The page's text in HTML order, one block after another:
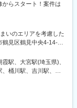
ンド・ステーション
)、北与野駅、馬喰横
馬正門前駅、霞ケ関駅
田急多摩センター駅、
川県)、鰭ケ崎駅、羽田
Ｌ利用)、矢部駅、東
、人形町駅、金沢八
駅、逗子・葉山駅、
駅、八柱駅、京成中
からスタート！案件は
いのエリアを考慮した
見区鶴見中央4-14-14
り徒歩2分、JR各線
制度あり☆初任地は東
ルを磨いてゆくゆく
心して新生活を始め
駅、大宮駅(埼玉県)、
桶川駅、吉川駅、久
駅、所沢駅、上尾駅、
、東大宮駅、朝霞台